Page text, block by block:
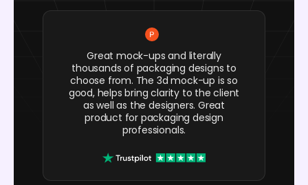
Great mock-ups and literally
thousands of packaging designs to
choose from. The 3d mock-up is so
good, helps bring clarity to the client
as well as the designers. Great
product for packaging design
professionals.